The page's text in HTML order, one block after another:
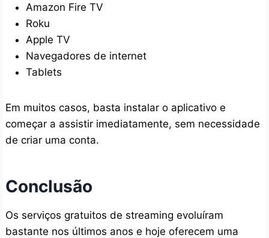
Amazon Fire TV
Roku
Apple TV
Navegadores de internet
Tablets
Em muitos casos, basta instalar o aplicativo e
começar a assistir imediatamente, sem necessidade
de criar uma conta.
Conclusão
Os serviços gratuitos de streaming evoluíram
bastante nos últimos anos e hoje oferecem uma